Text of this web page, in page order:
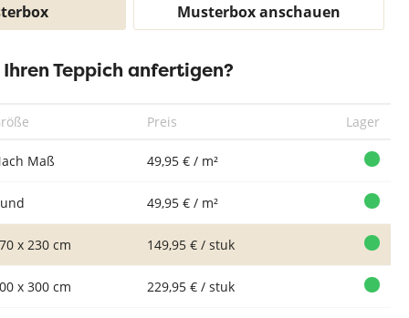
Musterbox anschauen
Teppich anfertigen?
Preis Lager
Maß 49,95 € / m²
49,95 € / m²
x 230 cm 149,95 € / stuk
x 300 cm 229,95 € / stuk